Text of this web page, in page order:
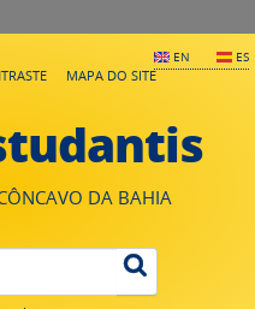
EN ES
MAPA DO SITE
DA BAHIA